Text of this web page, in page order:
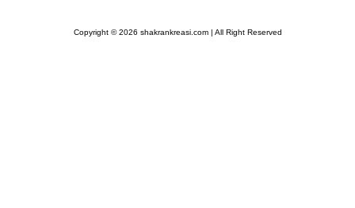
Copyright © 2026 shakrankreasi.com | All Right Reserved